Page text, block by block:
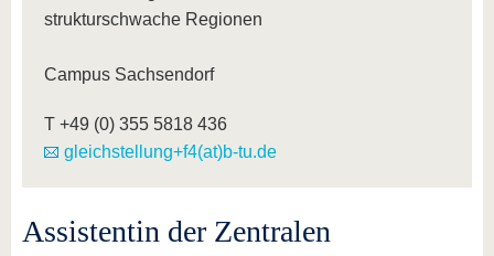
strukturschwache Regionen
Campus Sachsendorf
T +49 (0) 355 5818 436
gleichstellung+f4(at)b-tu.de
Assistentin der Zentralen